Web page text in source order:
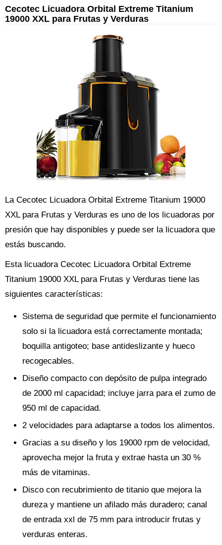
Cecotec Licuadora Orbital Extreme Titanium
19000 XXL para Frutas y Verduras
La Cecotec Licuadora Orbital Extreme Titanium 19000
XXL para Frutas y Verduras es uno de los licuadoras por
presión que hay disponibles y puede ser la licuadora que
estás buscando.
Esta licuadora Cecotec Licuadora Orbital Extreme
Titanium 19000 XXL para Frutas y Verduras tiene las
siguientes características:
Sistema de seguridad que permite el funcionamiento
solo si la licuadora está correctamente montada;
boquilla antigoteo; base antideslizante y hueco
recogecables.
Diseño compacto con depósito de pulpa integrado
de 2000 ml capacidad; incluye jarra para el zumo de
950 ml de capacidad.
2 velocidades para adaptarse a todos los alimentos.
Gracias a su diseño y los 19000 rpm de velocidad,
aprovecha mejor la fruta y extrae hasta un 30 %
más de vitaminas.
Disco con recubrimiento de titanio que mejora la
dureza y mantiene un afilado más duradero; canal
de entrada xxl de 75 mm para introducir frutas y
verduras enteras.